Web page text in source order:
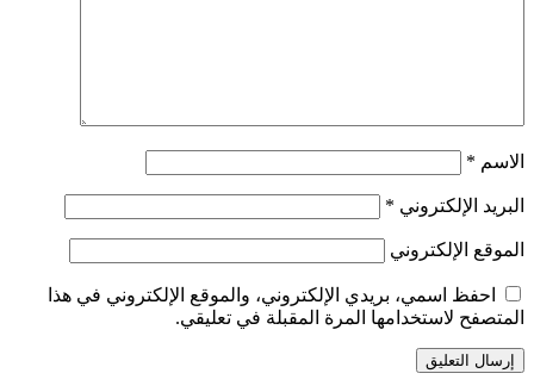
الاسم *
البريد الإلكتروني *
الموقع الإلكتروني
احفظ اسمي، بريدي الإلكتروني، والموقع الإلكتروني في هذا
المتصفح لاستخدامها المرة المقبلة في تعليقي.